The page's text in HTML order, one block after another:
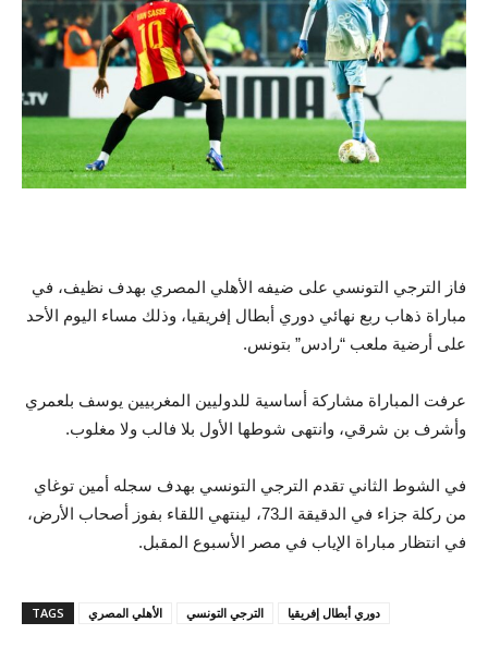
فاز الترجي التونسي على ضيفه الأهلي المصري بهدف نظيف، في
مباراة ذهاب ربع نهائي دوري أبطال إفريقيا، وذلك مساء اليوم الأحد
على أرضية ملعب “رادس” بتونس.
عرفت المباراة مشاركة أساسية للدوليين المغربيين يوسف بلعمري
وأشرف بن شرقي، وانتهى شوطها الأول بلا فالب ولا مغلوب.
في الشوط الثاني تقدم الترجي التونسي بهدف سجله أمين توغاي
من ركلة جزاء في الدقيقة الـ73، لينتهي اللقاء بفوز أصحاب الأرض،
في انتظار مباراة الإياب في مصر الأسبوع المقبل.
TAGS الأهلي المصري الترجي التونسي دوري أبطال إفريقيا